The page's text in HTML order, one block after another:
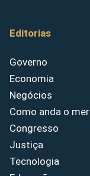
Editorias
Governo
Economia
Negócios
Como anda o
Congresso
Justiça
Tecnologia